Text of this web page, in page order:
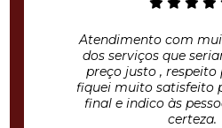
Atendimento com
dos serviços que
preço justo , respeito
fiquei muito satisfeito
final e indico às
certeza.